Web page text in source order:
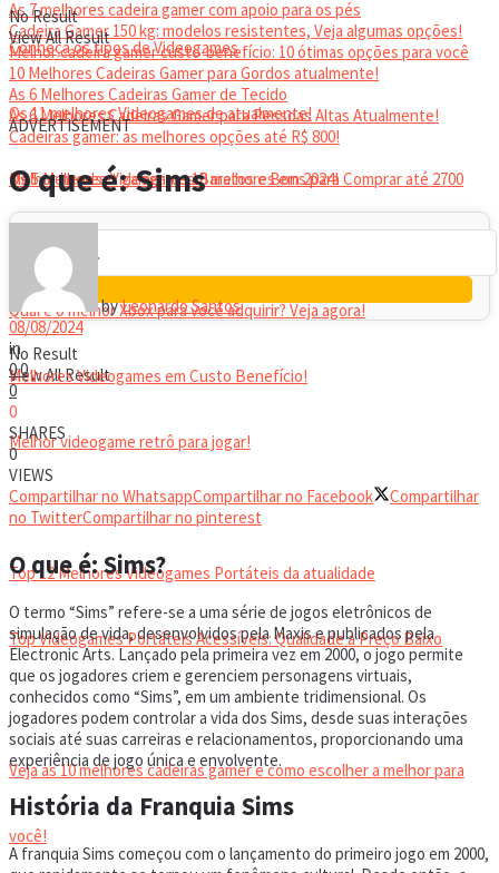
As 7 melhores cadeira gamer com apoio para os pés
Cadeira Gamer 150 kg: modelos resistentes, Veja algumas opções!
Melhor cadeira gamer custo-benefício: 10 ótimas opções para você
10 Melhores Cadeiras Gamer para Gordos atualmente!
As 6 Melhores Cadeiras Gamer de Tecido
As 6 Melhores Cadeiras Gamer para Pessoas Altas Atualmente!
Cadeiras gamer: as melhores opções até R$ 800!
Melhor headset gamer: os 10 melhores em 2024!
No Result
View All Result
Conheça os tipos de Videogames
Os 11 melhores Videogames de atualmente!
Os 5 Melhores Videogames Baratos e Bons para Comprar até 2700
Reais
Qual é o melhor Xbox para você adquirir? Veja agora!
Melhores Videogames em Custo Benefício!
Melhor videogame retrô para jogar!
VIDEOGAMES PORTÁTEIS
Top 12 Melhores Videogames Portáteis da atualidade
Top Videogames Portáteis Acessíveis: Qualidade a Preço Baixo
CADEIRA GAMER
Veja as 10 melhores cadeiras gamer e como escolher a melhor para
você!
No Result
View All Result
ADVERTISEMENT
O que é: Sims
byLeonardo Santos
08/08/2024
in
00
0
0
SHARES
0
VIEWS
Compartilhar no WhatsappCompartilhar no Facebook
Compartilhar
no TwitterCompartilhar no pinterest
O que é: Sims?
O termo “Sims” refere-se a uma série de jogos eletrônicos de
simulação de vida, desenvolvidos pela Maxis e publicados pela
Electronic Arts. Lançado pela primeira vez em 2000, o jogo permite
que os jogadores criem e gerenciem personagens virtuais,
conhecidos como “Sims”, em um ambiente tridimensional. Os
jogadores podem controlar a vida dos Sims, desde suas interações
sociais até suas carreiras e relacionamentos, proporcionando uma
experiência de jogo única e envolvente.
História da Franquia Sims
A franquia Sims começou com o lançamento do primeiro jogo em 2000,